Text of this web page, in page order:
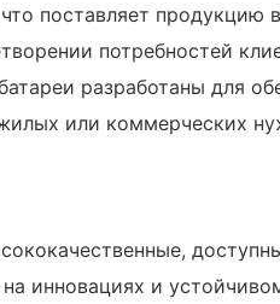
поставляет продукцию
потребностей
разработаны для
или коммерческих
инновациях и